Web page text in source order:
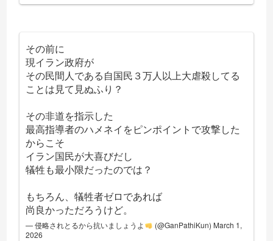
その前に
現イラン政府が
その民間人である自国民３万人以上大虐殺してる
ことは見て見ぬふり？
その非道を指示した
最高指導者のハメネイをピンポイントで攻撃した
からこそ
イラン国民が大喜びだし
犠牲も最小限だったのでは？
もちろん、犠牲者ゼロであれば
尚良かっただろうけど。
— 侵略されとるから抗いましょうよ (@GanPathiKun) March 1,
2026